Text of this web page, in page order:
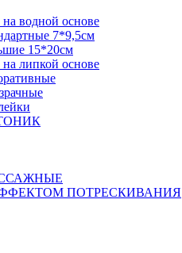
водной основе
7*9,5см
15*20см
липкой основе
ПОТРЕСКИВАНИЯ